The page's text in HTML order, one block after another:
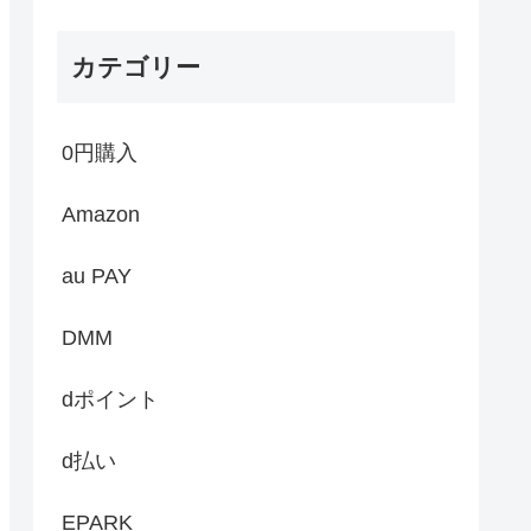
カテゴリー
0円購入
Amazon
au PAY
DMM
dポイント
d払い
EPARK